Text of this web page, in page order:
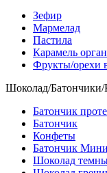
Зефир
Мармелад
Пастила
Карамель
Фрукты/орехи
Шоколад/
Батончик
Батончик
Конфеты
Батончик Мини
Шоколад